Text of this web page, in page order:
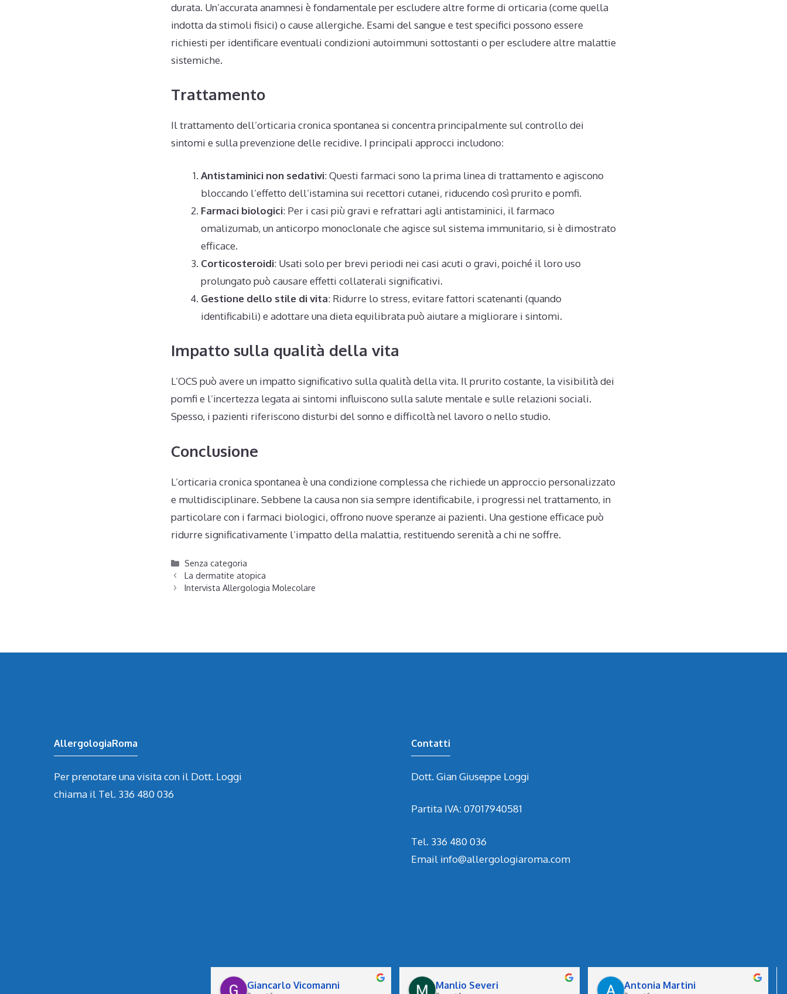
durata. Un’accurata anamnesi è fondamentale per escludere altre forme di orticaria (come quella
indotta da stimoli fisici) o cause allergiche. Esami del sangue e test specifici possono essere
richiesti per identificare eventuali condizioni autoimmuni sottostanti o per escludere altre malattie
sistemiche.
Trattamento
Il trattamento dell’orticaria cronica spontanea si concentra principalmente sul controllo dei
sintomi e sulla prevenzione delle recidive. I principali approcci includono:
Antistaminici non sedativi: Questi farmaci sono la prima linea di trattamento e agiscono
bloccando l’effetto dell’istamina sui recettori cutanei, riducendo così prurito e pomfi.
Farmaci biologici: Per i casi più gravi e refrattari agli antistaminici, il farmaco
omalizumab, un anticorpo monoclonale che agisce sul sistema immunitario, si è dimostrato
efficace.
Corticosteroidi: Usati solo per brevi periodi nei casi acuti o gravi, poiché il loro uso
prolungato può causare effetti collaterali significativi.
Gestione dello stile di vita: Ridurre lo stress, evitare fattori scatenanti (quando
identificabili) e adottare una dieta equilibrata può aiutare a migliorare i sintomi.
Impatto sulla qualità della vita
L’OCS può avere un impatto significativo sulla qualità della vita. Il prurito costante, la visibilità dei
pomfi e l’incertezza legata ai sintomi influiscono sulla salute mentale e sulle relazioni sociali.
Spesso, i pazienti riferiscono disturbi del sonno e difficoltà nel lavoro o nello studio.
Conclusione
L’orticaria cronica spontanea è una condizione complessa che richiede un approccio personalizzato
e multidisciplinare. Sebbene la causa non sia sempre identificabile, i progressi nel trattamento, in
particolare con i farmaci biologici, offrono nuove speranze ai pazienti. Una gestione efficace può
ridurre significativamente l’impatto della malattia, restituendo serenità a chi ne soffre.
Categorie
Senza categoria
La dermatite atopica
Intervista Allergologia Molecolare
AllergologiaRoma
Per prenotare una visita con il Dott. Loggi
chiama il Tel. 336 480 036
Contatti
Dott. Gian Giuseppe Loggi
Partita IVA: 07017940581
Tel. 336 480 036
Email info@allergologiaroma.com
Giancarlo Vicomanni Manlio Severi Antonia Martini